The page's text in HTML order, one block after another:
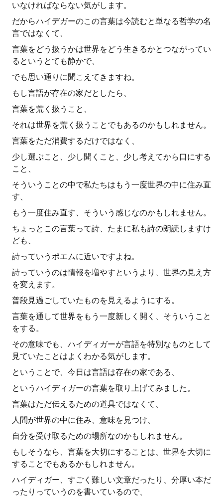
いなければならない気がします。
だからハイデガーのこの言葉は今読むと単なる哲学の名
言ではなくて、
言葉をどう扱うかは世界をどう生きるかとつながってい
るというとても静かで、
でも思い通りに聞こえてきますね。
もし言語が存在の家だとしたら、
言葉を荒く扱うこと、
それは世界を荒く扱うことでもあるのかもしれません。
言葉をただ消費するだけではなく、
少し選ぶこと、少し聞くこと、少し考えてから口にする
こと、
そういうことの中で私たちはもう一度世界の中に住み直
す、
もう一度住み直す、そういう感じなのかもしれません。
ちょっとこの言葉って詩、たまに私も詩の朗読しますけ
ども、
詩っていうポエムに近いですよね。
詩っていうのは情報を増やすというより、世界の見え方
を変えます。
普段見過ごしていたものを見えるようにする。
言葉を通して世界をもう一度新しく開く、そういうこと
をする。
その意味でも、ハイディガーが言語を特別なものとして
見ていたことはよくわかる気がします。
ということで、今日は言語は存在の家である、
というハイディガーの言葉を取り上げてみました。
言葉はただ伝えるための道具ではなくて、
人間が世界の中に住み、意味を見つけ、
自分を受け取るための場所なのかもしれません。
もしそうなら、言葉を大切にすることは、世界を大切に
することでもあるかもしれません。
ハイディガー、すごく難しい文章だったり、分厚い本だ
ったりっていうのを書いているので、